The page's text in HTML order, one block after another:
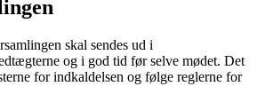
skal sendes ud i
og i god tid før selve mødet. Det
for indkaldelsen og følge reglerne for